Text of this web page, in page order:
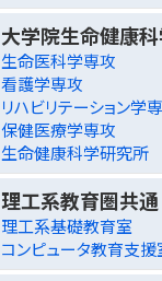
大学院生命健康
生命医科学専攻
看護学専攻
リハビリテーション学
保健医療学専攻
生命健康科学研究所
理工系教育圏共通
理工系基礎教育室
コンピュータ教育支援